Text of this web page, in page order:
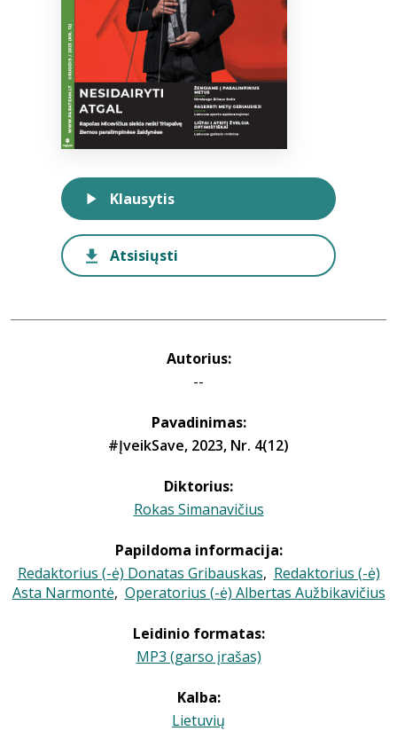
+370 667 80 541
info@elvislab.lt
Autorius:
--
Pavadinimas:
#ĮveikSave, 2023, Nr. 4(12)
Diktorius:
Rokas Simanavičius
Papildoma informacija:
Redaktorius (-ė) Donatas Gribauskas, Redaktorius (-ė)
Asta Narmontė, Operatorius (-ė) Albertas Aužbikavičius
Leidinio formatas:
MP3 (garso įrašas)
Kalba:
Lietuvių
Klausytis
Atsisiųsti